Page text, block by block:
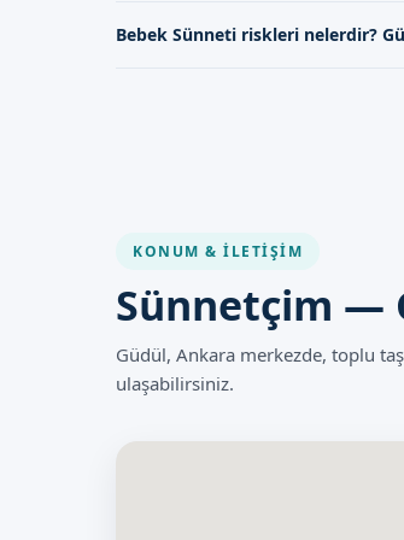
daha büyük çocuklar için yapılabilir.
Bebek Sünneti riskleri nelerdir?
KONUM & İLETIŞIM
Sünnetçim —
Güdül, Ankara merkezde, toplu
ulaşabilirsiniz.